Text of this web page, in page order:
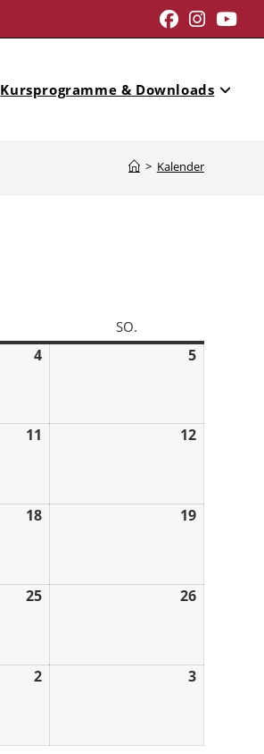
Kursprogramme & Downloads
> Kalender
SO.
4 5
11 12
18 19
25 26
2 3